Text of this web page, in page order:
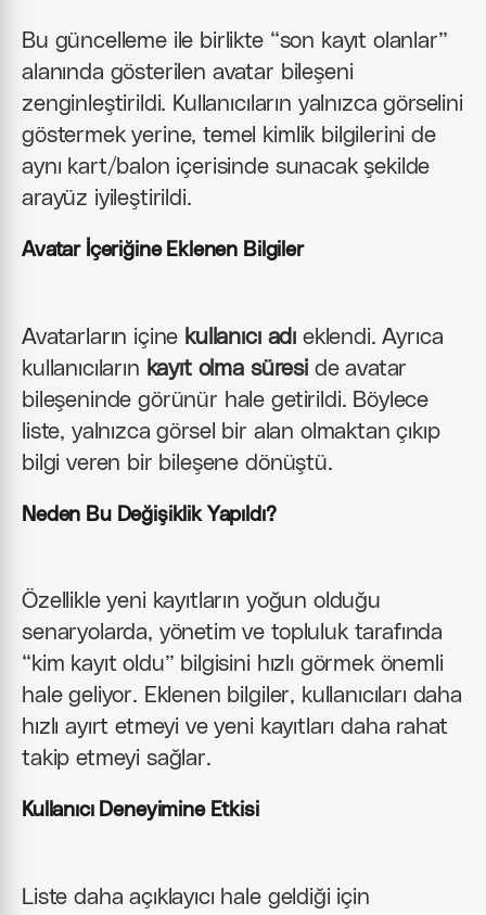
Bu güncelleme ile birlikte “son kayıt olanlar”
alanında gösterilen avatar bileşeni
zenginleştirildi. Kullanıcıların yalnızca görselini
göstermek yerine, temel kimlik bilgilerini de
aynı kart/balon içerisinde sunacak şekilde
arayüz iyileştirildi.
Avatar İçeriğine Eklenen Bilgiler
Avatarların içine kullanıcı adı eklendi. Ayrıca
kullanıcıların kayıt olma süreside avatar
bileşeninde görünür hale getirildi. Böylece
liste, yalnızca görsel bir alan olmaktan çıkıp
bilgi veren bir bileşene dönüştü.
Neden Bu Değişiklik Yapıldı?
Özellikle yeni kayıtların yoğun olduğu
senaryolarda, yönetim ve topluluk tarafında
“kim kayıt oldu” bilgisini hızlı görmek önemli
hale geliyor. Eklenen bilgiler, kullanıcıları daha
hızlı ayırt etmeyi ve yeni kayıtları daha rahat
takip etmeyi sağlar.
Kullanıcı Deneyimine Etkisi
Liste daha açıklayıcı hale geldiği için